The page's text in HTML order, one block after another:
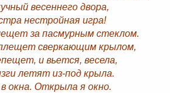
весеннего двора,
нестройная игра!
за пасмурным стеклом.
сверкающим крылом,
и вьется, весела,
летят из-под крыла.
окна. Открыла я окно.